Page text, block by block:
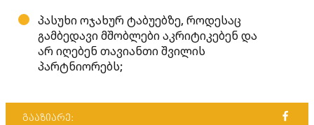
პასუხი ოჯახურ ტაბუებზე, როდესაც
გამბედავი მშობლები აკრიტიკებენ და
არ იღებენ თავიანთი შვილის
პარტნიორებს;
გააზიარე: